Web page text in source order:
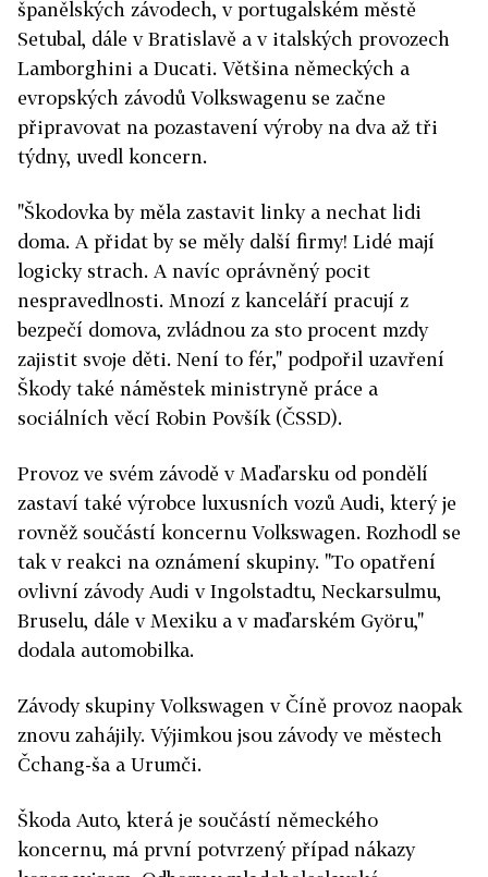
španělských závodech, v portugalském městě
Setubal, dále v Bratislavě a v italských provozech
Lamborghini a Ducati. Většina německých a
evropských závodů Volkswagenu se začne
připravovat na pozastavení výroby na dva až tři
týdny, uvedl koncern.
"Škodovka by měla zastavit linky a nechat lidi
doma. A přidat by se měly další firmy! Lidé mají
logicky strach. A navíc oprávněný pocit
nespravedlnosti. Mnozí z kanceláří pracují z
bezpečí domova, zvládnou za sto procent mzdy
zajistit svoje děti. Není to fér," podpořil uzavření
Škody také náměstek ministryně práce a
sociálních věcí Robin Povšík (ČSSD).
Provoz ve svém závodě v Maďarsku od pondělí
zastaví také výrobce luxusních vozů Audi, který je
rovněž součástí koncernu Volkswagen. Rozhodl se
tak v reakci na oznámení skupiny. "To opatření
ovlivní závody Audi v Ingolstadtu, Neckarsulmu,
Bruselu, dále v Mexiku a v maďarském Györu,"
dodala automobilka.
Závody skupiny Volkswagen v Číně provoz naopak
znovu zahájily. Výjimkou jsou závody ve městech
Čchang-ša a Urumči.
Škoda Auto, která je součástí německého
koncernu, má první potvrzený případ nákazy